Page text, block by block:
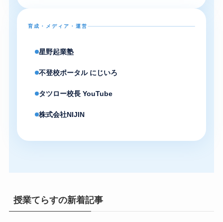
育成・メディア・運営
星野起業塾
不登校ポータル にじいろ
タツロー校長 YouTube
株式会社NIJIN
授業てらすの新着記事